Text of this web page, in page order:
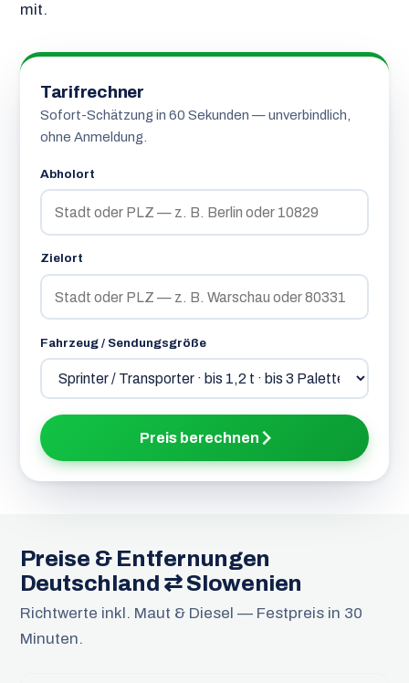
mit.
Tarifrechner
Sofort-Schätzung in 60 Sekunden — unverbindlich,
ohne Anmeldung.
Abholort
Zielort
Fahrzeug / Sendungsgröße
Preis berechnen
Preise & Entfernungen
Deutschland ⇄ Slowenien
Richtwerte inkl. Maut & Diesel — Festpreis in 30
Minuten.